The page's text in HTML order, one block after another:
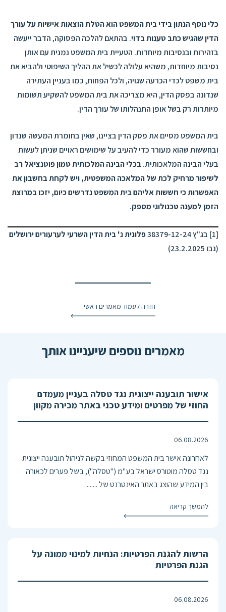
כלי נוסף הנתון בידי בית המשפט הוא הטלת הוצאות אישיות על עורך
הדין שהגיש כתב טענות בדוי. בהתאם להלכה הפסוקה, הדבר ייעשה
בזהירות ובנסיבות מיוחדות. הטעיית בית המשפט נמנית עם אותן
נסיבות מיוחדות, משהיא עלולה לכשיל את ההליך השיפוטי ולהביא את
בית משפט לכדי הכרעה שגויה, ולכל הפחות, כמו בעניין העתירה
שנדונה בפסק הדין, היא מצריכה את בית המשפט להשקיע תשומות
מיותרות רק בשל אופן התנהלותו של עורך הדין.
בית המשפט מסיים את פסק הדין בציינו, שאין בחומרת המעשה שנדון
ובחששות שהוא מעורר כדי להעיב על שימושים ראויים שניתן לעשות
בעלי הבינה המלאכותית.בכלי הבינה המלכותית טמון פוטנציאל רב
לשיפור מרחיק לכת של המלאכה המשפטית, ויש לקחת בחשבון את
האפשרות כי חששות אליהם בית המשפט נדרשים כיום, יזכו במרוצת
הזמן למענה טכנולוגי מספק.
[1] בג"ץ 38379-12-24
פלונית נ' בית הדין השרעי לערעורים ירושלים
(נבו 23.2.2025)
חזרה לעמוד מאמרים ראשי
מאמרים נוספים שיעניינו אותך
אישור תובענה ייצוגית נגד טסלה בעניין מעמדם
החוזי של מפרטים ומידע טכני באתר מכירה מקוון
06.08.2026
לאחרונה אישר בית המשפט המחוזי בקשה לניהול תובענה ייצוגית
נגד טסלה מוטורס ישראל בע"מ ("טסלה"), בשל פערים לכאורה
בין המידע שהוצג באתר האינטרנט של .......
להמשך קריאה
הרשות להגנת הפרטיות: הנחיות למינוי ממונה על
הגנת הפרטיות
06.08.2026